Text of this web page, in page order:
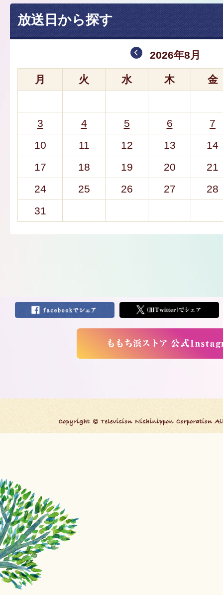
放送日から探す
2026年8月
月 火 水 木 金
3 4 5 6
7
10
11 12 13
14
17
18 19 20
21
24
25 26 27
28
31